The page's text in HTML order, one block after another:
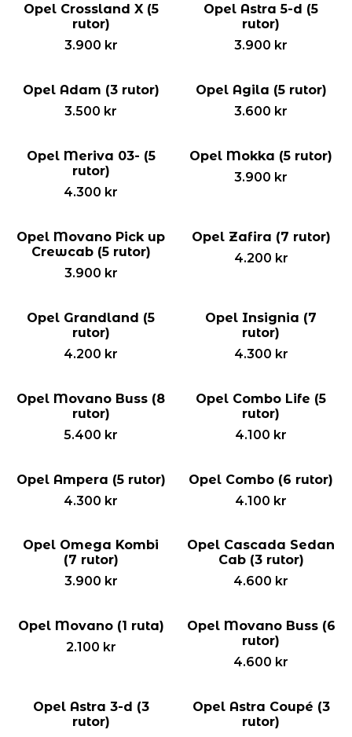
Opel Crossland X (5
rutor)
3.900 kr
Opel Astra 5-d (5
rutor)
3.900 kr
Opel Adam (3 rutor)
3.500 kr
Opel Agila (5 rutor)
3.600 kr
Opel Meriva 03- (5
rutor)
4.300 kr
Opel Mokka (5 rutor)
3.900 kr
Opel Movano Pick up
Crewcab (5 rutor)
3.900 kr
Opel Zafira (7 rutor)
4.200 kr
Opel Grandland (5
rutor)
4.200 kr
Opel Insignia (7
rutor)
4.300 kr
Opel Movano Buss (8
rutor)
5.400 kr
Opel Combo Life (5
rutor)
4.100 kr
Opel Ampera (5 rutor)
4.300 kr
Opel Combo (6 rutor)
4.100 kr
Opel Omega Kombi
(7 rutor)
3.900 kr
Opel Cascada Sedan
Cab (3 rutor)
4.600 kr
Opel Movano (1 ruta)
2.100 kr
Opel Movano Buss (6
rutor)
4.600 kr
Opel Astra 3-d (3
rutor)
Opel Astra Coupé (3
rutor)